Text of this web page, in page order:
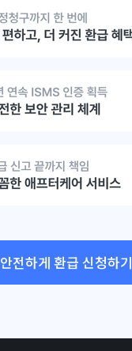
안전하게 환급 신청하기